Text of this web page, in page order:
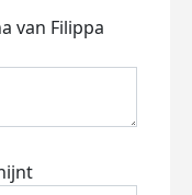
van Filippa